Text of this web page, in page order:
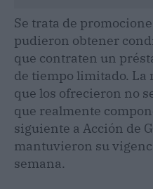
Se trata de
pudieron obtener
que contraten un
de tiempo limitado. La
que los ofrecieron no
que realmente
siguiente a Acción de
mantuvieron su
semana.